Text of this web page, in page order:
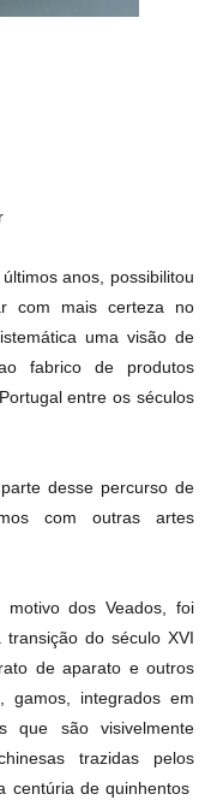
anos, possibilitou
com mais certeza no
uma visão de
fabrico de produtos
entre os séculos
desse percurso de
com outras artes
dos Veados, foi
do século XVI
de aparato e outros
gamos, integrados em
que são visivelmente
trazidas pelos
centúria de quinhentos